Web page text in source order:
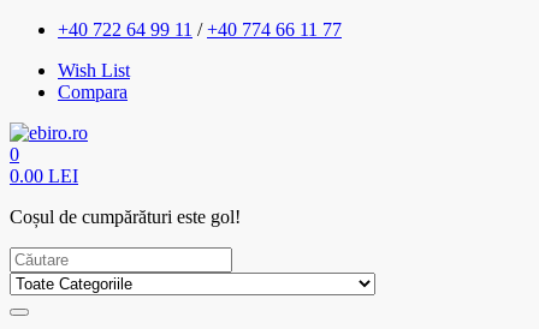
+40 722 64 99 11 /+40 774 66 11 77
Wish List
Compara
0
0.00 LEI
Coșul de cumpărături este gol!